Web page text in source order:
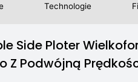
Technologie
Side Ploter
Z Podwójną